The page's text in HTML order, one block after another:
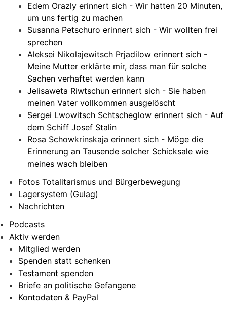
Edem Orazly erinnert sich - Wir hatten 20 Minuten,
um uns fertig zu machen
Susanna Petschuro erinnert sich - Wir wollten frei
sprechen
Aleksei Nikolajewitsch Prjadilow erinnert sich -
Meine Mutter erklärte mir, dass man für solche
Sachen verhaftet werden kann
Jelisaweta Riwtschun erinnert sich - Sie haben
meinen Vater vollkommen ausgelöscht
Sergei Lwowitsch Schtscheglow erinnert sich - Auf
dem Schiff Josef Stalin
Rosa Schowkrinskaja erinnert sich - Möge die
Erinnerung an Tausende solcher Schicksale wie
meines wach bleiben
Fotos Totalitarismus und Bürgerbewegung
Lagersystem (Gulag)
Nachrichten
Podcasts
Aktiv werden
Mitglied werden
Spenden statt schenken
Testament spenden
Briefe an politische Gefangene
Kontodaten & PayPal